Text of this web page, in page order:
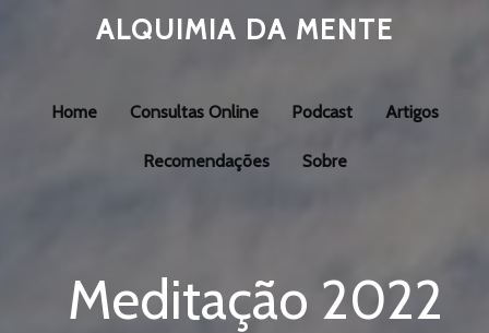
ALQUIMIA DA MENTE
Home Consultas Online Podcast Artigos
Recomendações Sobre
Meditação 2022